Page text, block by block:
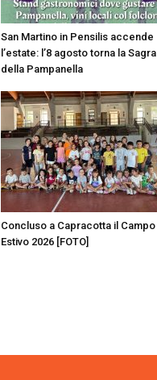
San Martino in Pensilis accende
l’estate: l’8 agosto torna la Sagra
della Pampanella
Concluso a Capracotta il Campo
Estivo 2026 [FOTO]